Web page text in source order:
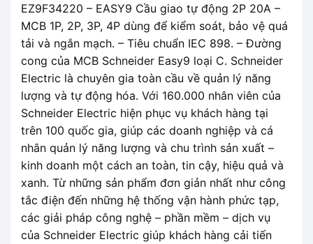
EZ9F34220 – EASY9 Cầu giao tự động 2P 20A –
MCB 1P, 2P, 3P, 4P dùng để kiểm soát, bảo vệ quá
tải và ngắn mạch. – Tiêu chuẩn IEC 898. – Đường
cong của MCB Schneider Easy9 loại C. Schneider
Electric là chuyên gia toàn cầu về quản lý năng
lượng và tự động hóa. Với 160.000 nhân viên của
Schneider Electric hiện phục vụ khách hàng tại
trên 100 quốc gia, giúp các doanh nghiệp và cá
nhân quản lý năng lượng và chu trình sản xuất –
kinh doanh một cách an toàn, tin cậy, hiệu quả và
xanh. Từ những sản phẩm đơn giản nhất như công
tắc điện đến những hệ thống vận hành phức tạp,
các giải pháp công nghệ – phần mềm – dịch vụ
của Schneider Electric giúp khách hàng cải tiến